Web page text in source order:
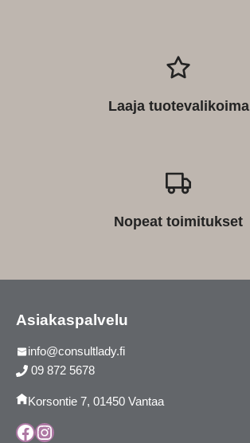
Laaja tuotevalikoima
Nopeat toimitukset
Asiakaspalvelu
info@consultlady.fi
09 872 5678
Korsontie 7, 01450 Vantaa
Facebook
Instagram